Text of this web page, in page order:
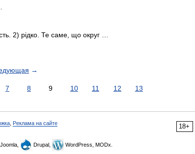
2) рідко. Те саме, що округ …
→
7 8 9 10 11 12 13
18+
Реклама на сайте
Joomla, Drupal, WordPress, MODx.